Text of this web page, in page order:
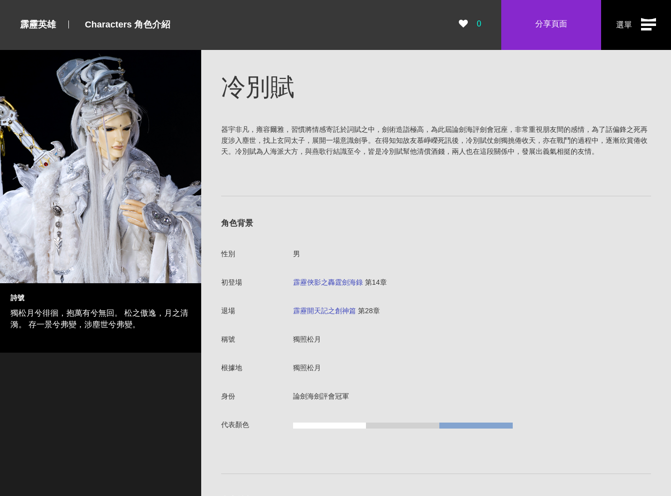
選單
霹靂英雄 Characters 角色介紹 瀏覽數：
0 分享頁面
詩號
獨松月兮徘徊，抱萬有兮無回。 松之傲逸，月之清
漪。 存一景兮弗變，涉塵世兮弗變。
冷別賦
器宇非凡，雍容爾雅，習慣將情感寄託於詞賦之中，劍術造詣極高，為此屆論劍海評劍會冠座，非常重視朋友間的感情，為了話偏鋒之死再
度涉入塵世，找上玄同太子，展開一場意識劍爭。在得知知故友慕崢嶸死訊後，冷別賦仗劍獨挑倦收天，亦在戰鬥的過程中，逐漸欣賞倦收
天。冷別賦為人海派大方，與燕歌行結識至今，皆是冷別賦幫他清償酒錢，兩人也在這段關係中，發展出義氣相挺的友情。
角色背景
性別 男
初登場 霹靂俠影之轟霆劍海錄第14章
退場 霹靂開天記之創神篇 第28章
稱號 獨照松月
根據地 獨照松月
身份 論劍海劍評會冠軍
代表顏色